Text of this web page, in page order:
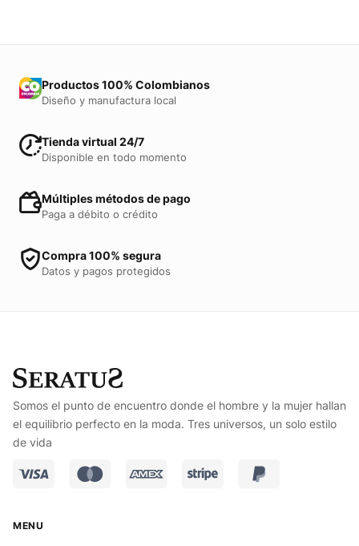
Productos 100% Colombianos
Diseño y manufactura local
Tienda virtual 24/7
Disponible en todo momento
Múltiples métodos de pago
Paga a débito o crédito
Compra 100% segura
Datos y pagos protegidos
Somos el punto de encuentro donde el hombre y la mujer hallan
el equilibrio perfecto en la moda. Tres universos, un solo estilo
de vida